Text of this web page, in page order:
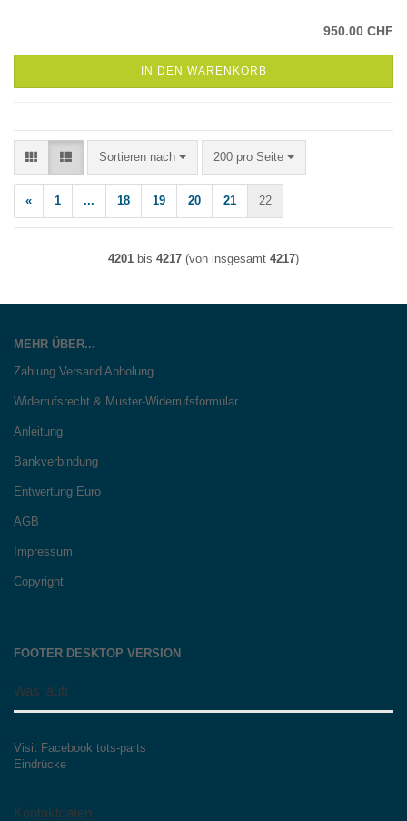
950.00 CHF
IN DEN WARENKORB
Sortieren nach
Sortieren nach 200 pro Seite
pro Seite
« 1 ... 18 19 20 21 22
4201 bis 4217 (von insgesamt 4217)
MEHR ÜBER...
Zahlung Versand Abholung
Widerrufsrecht & Muster-Widerrufsformular
Anleitung
Bankverbindung
Entwertung Euro
AGB
Impressum
Copyright
FOOTER DESKTOP VERSION
Was läuft
Visit Facebook tots-parts
Eindrücke
Kontaktdaten